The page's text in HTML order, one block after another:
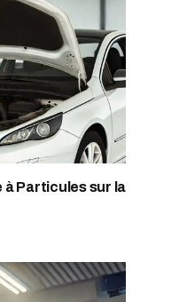
à Particules sur la